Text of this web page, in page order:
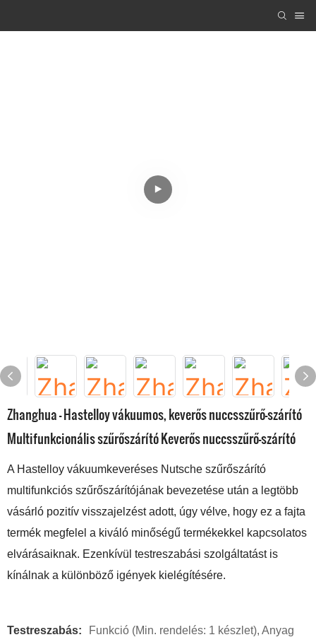
Zhanghua - Hastelloy vákuumos, keverős nuccsszűrő-szárító
Multifunkcionális szűrőszárító Keverős nuccsszűrő-szárító
A Hastelloy vákuumkeveréses Nutsche szűrőszárító
multifunkciós szűrőszárítójának bevezetése után a legtöbb
vásárló pozitív visszajelzést adott, úgy vélve, hogy ez a fajta
termék megfelel a kiváló minőségű termékekkel kapcsolatos
elvárásaiknak. Ezenkívül testreszabási szolgáltatást is
kínálnak a különböző igények kielégítésére.
Testreszabás:
Funkció (Min. rendelés: 1 készlet), Anyag